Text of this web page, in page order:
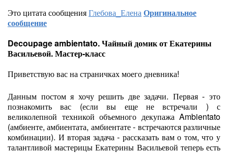
Это цитата сообщенияГлебова_ЕленаОригинальное
сообщение
Decoupage ambientato. Чайный домик от Екатерины
Васильевой. Мастер-класс
Приветствую вас на страничках моего дневника!
Данным постом я хочу решить две задачи. Первая - это
познакомить вас (если вы еще не встречали ) с
великолепной техникой объемного декупажа Ambientato
(амбиенте, амбиентата, амбиентате - встречаются различные
комбинации). И вторая задача - рассказать вам о том, что у
талантливой мастерицы Екатерины Васильевой теперь есть